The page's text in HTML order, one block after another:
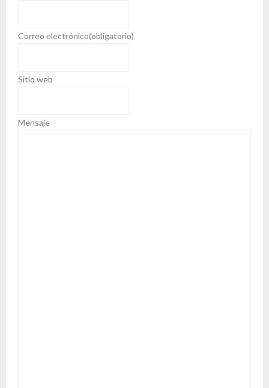
Correo electrónico(obligatorio)
Sitio web
Mensaje